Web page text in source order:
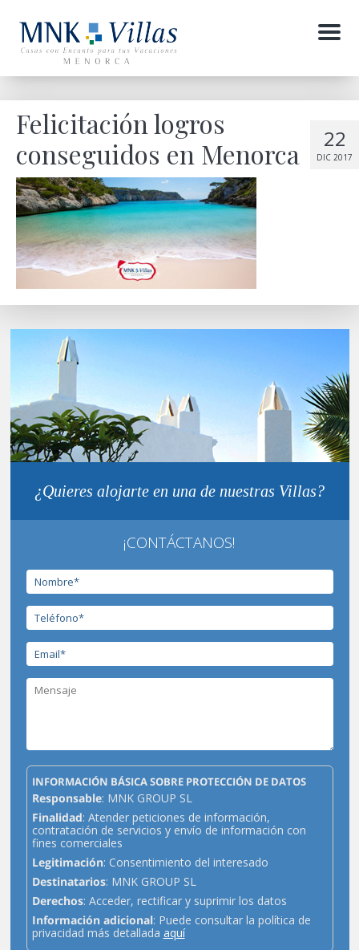
Menu
22
DIC 2017
Felicitación logros
conseguidos en Menorca
¿Quieres alojarte en una de nuestras Villas?
¡CONTÁCTANOS!
INFORMACIÓN BÁSICA SOBRE PROTECCIÓN DE DATOS
Responsable: MNK GROUP SL
Finalidad: Atender peticiones de información,
contratación de servicios y envío de información con
fines comerciales
Legitimación: Consentimiento del interesado
Destinatarios: MNK GROUP SL
Derechos: Acceder, rectificar y suprimir los datos
Información adicional: Puede consultar la política de
privacidad más detallada aquí